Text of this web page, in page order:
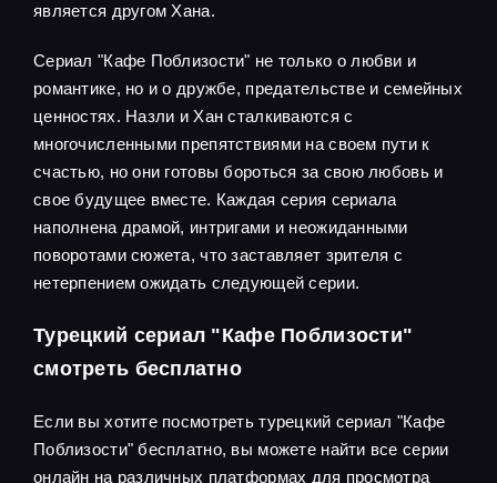
является другом Хана.
Сериал "Кафе Поблизости" не только о любви и
романтике, но и о дружбе, предательстве и семейных
ценностях. Назли и Хан сталкиваются с
многочисленными препятствиями на своем пути к
счастью, но они готовы бороться за свою любовь и
свое будущее вместе. Каждая серия сериала
наполнена драмой, интригами и неожиданными
поворотами сюжета, что заставляет зрителя с
нетерпением ожидать следующей серии.
Турецкий сериал "Кафе Поблизости"
смотреть бесплатно
Если вы хотите посмотреть турецкий сериал "Кафе
Поблизости" бесплатно, вы можете найти все серии
онлайн на различных платформах для просмотра